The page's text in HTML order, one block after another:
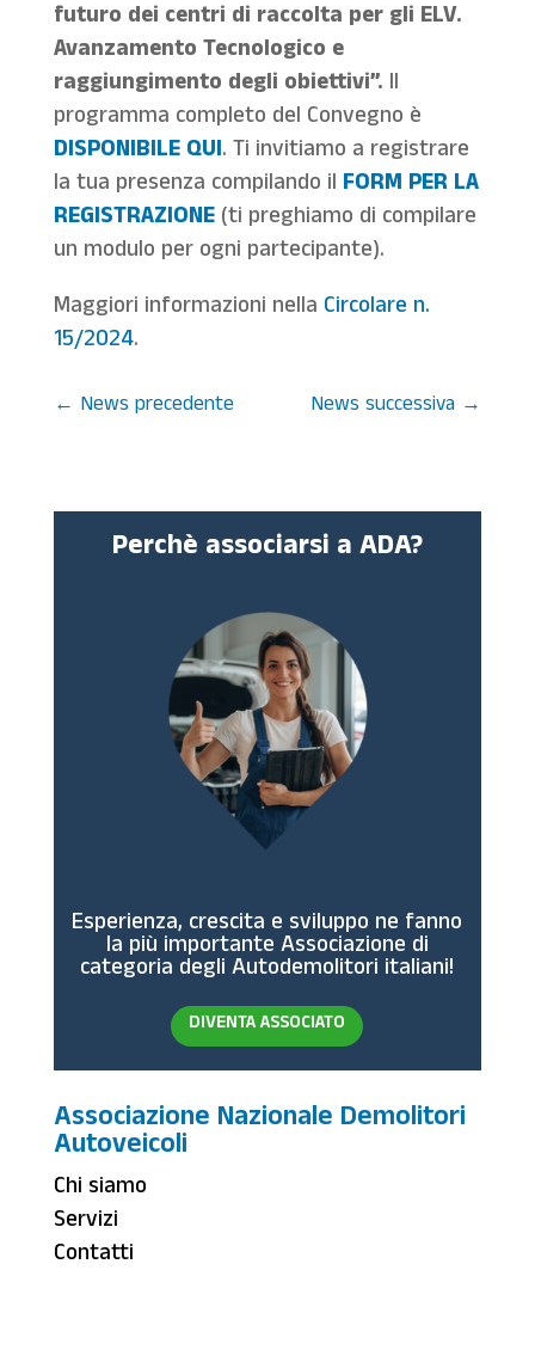
futuro dei centri di raccolta per gli ELV.
Avanzamento Tecnologico e
raggiungimento degli obiettivi”. Il
programma completo del Convegno è
DISPONIBILE QUI. Ti invitiamo a registrare
la tua presenza compilando il FORM PER LA
REGISTRAZIONE(ti preghiamo di compilare
un modulo per ogni partecipante).
Maggiori informazioni nella Circolare n.
15/2024.
← News precedente News successiva →
Perchè associarsi a ADA?
Esperienza, crescita e sviluppo ne fanno
la più importante Associazione di
categoria degli Autodemolitori italiani!
DIVENTA ASSOCIATO
Associazione Nazionale Demolitori
Autoveicoli
Chi siamo
Servizi
Contatti